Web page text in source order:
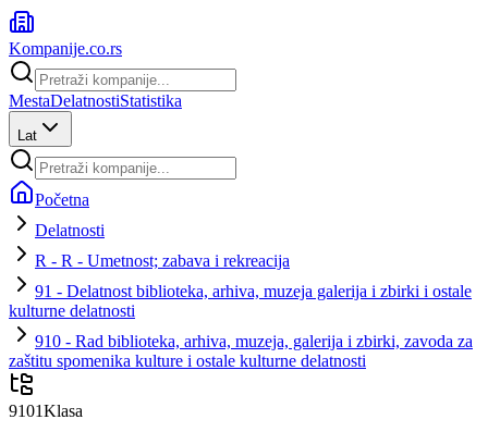
Kompanije.co.rs
MestaDelatnostiStatistika
Lat
Početna
Delatnosti
R - R - Umetnost; zabava i rekreacija
91 - Delatnost biblioteka, arhiva, muzeja galerija i zbirki i ostale
kulturne delatnosti
910 - Rad biblioteka, arhiva, muzeja, galerija i zbirki, zavoda za
zaštitu spomenika kulture i ostale kulturne delatnosti
9101Klasa